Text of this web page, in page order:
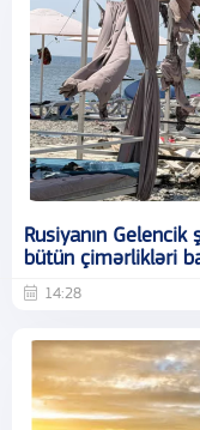
Rusiyanın
bütün çimərlikləri
14:28